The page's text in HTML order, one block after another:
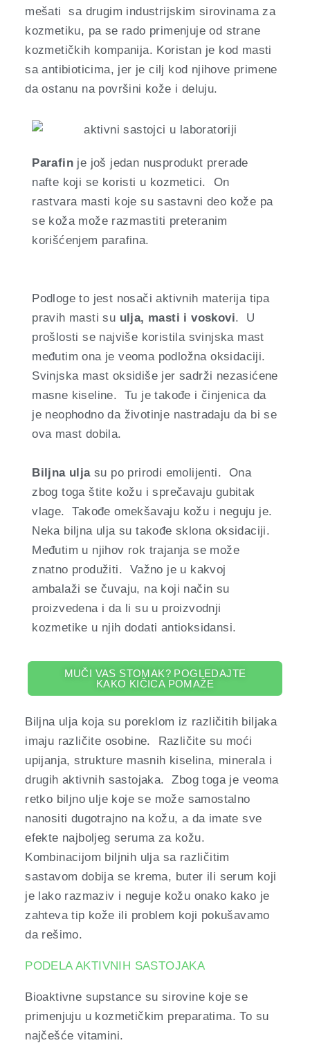
mešati sa drugim industrijskim sirovinama za
kozmetiku, pa se rado primenjuje od strane
kozmetičkih kompanija. Koristan je kod masti
sa antibioticima, jer je cilj kod njihove primene
da ostanu na površini kože i deluju.
Parafinje još jedan nusprodukt prerade
nafte koji se koristi u kozmetici. On
rastvara masti koje su sastavni deo kože pa
se koža može razmastiti preteranim
korišćenjem parafina.
Podloge to jest nosači aktivnih materija tipa
pravih masti su ulja, masti i voskovi. U
prošlosti se najviše koristila svinjska mast
međutim ona je veoma podložna oksidaciji.
Svinjska mast oksidiše jer sadrži nezasićene
masne kiseline. Tu je takođe i činjenica da
je neophodno da životinje nastradaju da bi se
ova mast dobila.
Biljna uljasu po prirodi emolijenti. Ona
zbog toga štite kožu i sprečavaju gubitak
vlage. Takođe omekšavaju kožu i neguju je.
Neka biljna ulja su takođe sklona oksidaciji.
Međutim u njihov rok trajanja se može
znatno produžiti. Važno je u kakvoj
ambalaži se čuvaju, na koji način su
proizvedena i da li su u proizvodnji
kozmetike u njih dodati antioksidansi.
MUČI VAS STOMAK? POGLEDAJTE
KAKO KIČICA POMAŽE
Biljna ulja koja su poreklom iz različitih biljaka
imaju različite osobine. Različite su moći
upijanja, strukture masnih kiselina, minerala i
drugih aktivnih sastojaka. Zbog toga je veoma
retko biljno ulje koje se može samostalno
nanositi dugotrajno na kožu, a da imate sve
efekte najboljeg seruma za kožu.
Kombinacijom biljnih ulja sa različitim
sastavom dobija se krema, buter ili serum koji
je lako razmaziv i neguje kožu onako kako je
zahteva tip kože ili problem koji pokušavamo
da rešimo.
PODELA AKTIVNIH SASTOJAKA
Bioaktivne supstance su sirovine koje se
primenjuju u kozmetičkim preparatima. To su
najčešće vitamini.